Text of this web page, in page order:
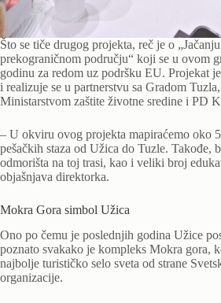
Što se tiče drugog projekta, reč je o
prekograničnom području“ koji se u ovom
godinu za redom uz podršku EU. Projekat
i realizuje se u partnerstvu sa Gradom
Ministarstvom zaštite životne sredine i PD
– U okviru ovog projekta mapiraćemo oko
pešačkih staza od Užica do Tuzle. Takođe,
odmorišta na toj trasi, kao i veliki broj
objašnjava direktorka.
Mokra Gora simbol Užica
Ono po čemu je poslednjih godina Užice
poznato svakako je kompleks Mokra gora,
najbolje turističko selo sveta od strane
organizacije.